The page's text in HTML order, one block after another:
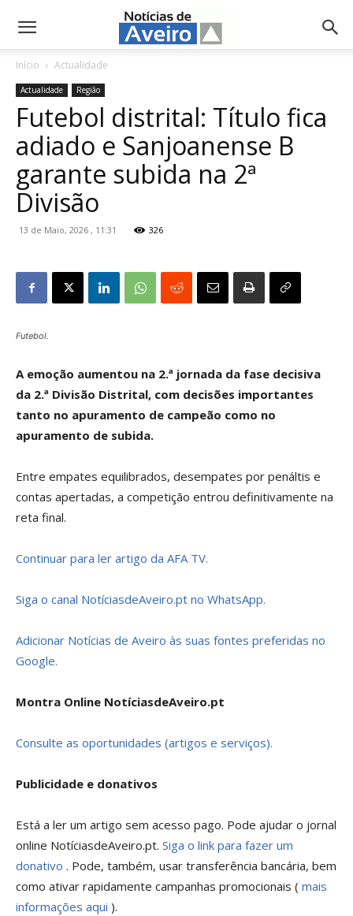
NotíciasdeAveiro.pt
Início Actualidade
Actualidade Região
Futebol distrital: Título fica
adiado e Sanjoanense B
garante subida na 2ª
Divisão
13 de Maio, 2026 , 11:31 326
Futebol.
A emoção aumentou na 2.ª jornada da fase decisiva
da 2.ª Divisão Distrital, com decisões importantes
tanto no apuramento de campeão como no
apuramento de subida.
Entre empates equilibrados, desempates por penáltis e
contas apertadas, a competição entrou definitivamente na
reta final.
Continuar para ler artigo da AFA TV.
Siga o canal NotíciasdeAveiro.pt no WhatsApp.
Adicionar Notícias de Aveiro às suas fontes preferidas no
Google.
Montra Online NotíciasdeAveiro.pt
Consulte as oportunidades (artigos e serviços).
Publicidade e donativos
Está a ler um artigo sem acesso pago. Pode ajudar o jornal
online NotíciasdeAveiro.pt. Siga o link para fazer um
donativo . Pode, também, usar transferência bancária, bem
como ativar rapidamente campanhas promocionais ( mais
informações aqui ).